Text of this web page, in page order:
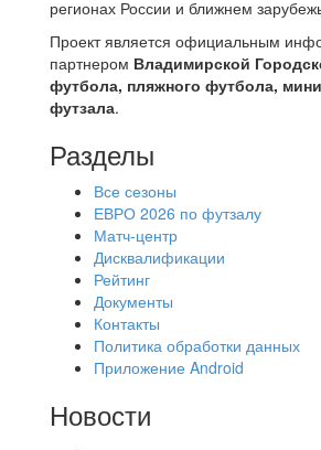
регионах России и ближнем
Проект является официальным
партнером Владимирской
футбола, пляжного футбола,
футзала.
Разделы
Все сезоны
ЕВРО 2026 по футзалу
Матч-центр
Дисквалификации
Рейтинг
Документы
Контакты
Политика обработки данных
Приложение Android
Новости